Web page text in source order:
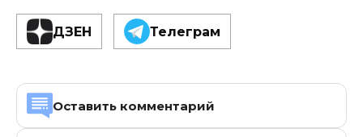
ДЗЕН Телеграм
Оставить комментарий